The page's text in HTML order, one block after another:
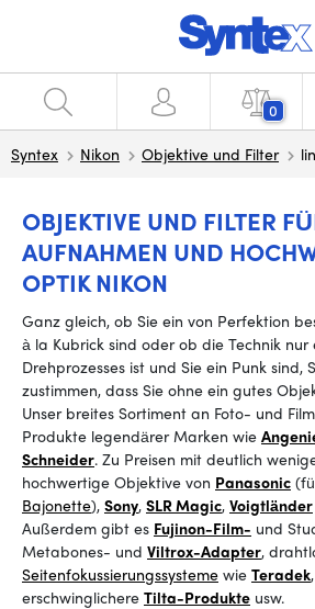
0
Syntex Nikon Objektive und Filter
OBJEKTIVE UND FILTER
AUFNAHMEN UND
OPTIK NIKON
Ganz gleich, ob Sie ein von Perfektion
à la Kubrick sind oder ob die Technik nur
Drehprozesses ist und Sie ein Punk sind,
zustimmen, dass Sie ohne ein gutes
Unser breites Sortiment an Foto- und
Produkte legendärer Marken wie
Schneider. Zu Preisen mit deutlich
hochwertige Objektive von Panasonic
Bajonette), Sony, SLR Magic, Voigtländer
Außerdem gibt es Fujinon-Film- und
Metabones- und Viltrox-Adapter,
Seitenfokussierungssysteme wie Teradek,
erschwinglichere Tilta-Produkte usw.